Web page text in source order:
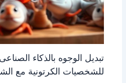
تبديل الوجوه بالذكاء
للشخصيات الكرتونية مع